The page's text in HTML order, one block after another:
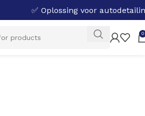
✅ Oplossing voor
0